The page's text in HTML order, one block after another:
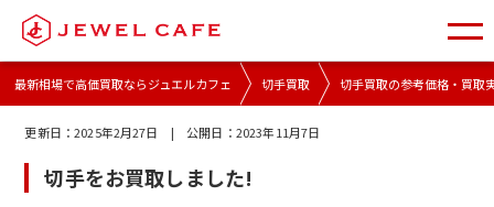
最新相場で高価買取ならジュエルカフェ 切手買取 切手買取の参考価格・買取
更新日：2025年2月27日 | 公開日： 2023年11月7日
切手をお買取しました!